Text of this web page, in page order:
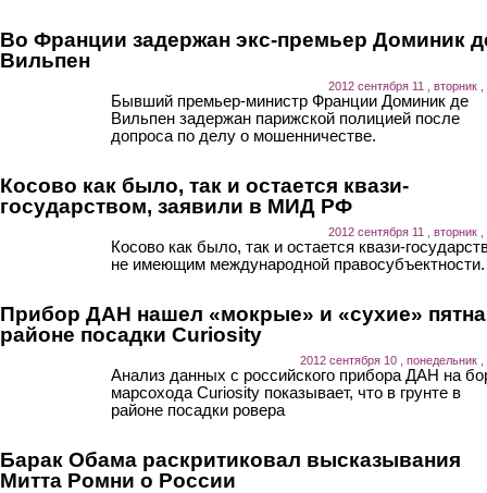
Во Франции задержан экс-премьер Доминик
Вильпен
2012 сентября 11 , вторник ,
Бывший премьер-министр Франции Доминик де
Вильпен задержан парижской полицией после
допроса по делу о мошенничестве.
Косово как было, так и остается квази-
государством, заявили в МИД РФ
2012 сентября 11 , вторник ,
Косово как было, так и остается квази-
не имеющим международной правосубъектности.
Прибор ДАН нашел «мокрые» и «сухие»
районе посадки Curiosity
2012 сентября 10 , понедельник ,
Анализ данных с российского прибора ДАН на
марсохода Curiosity показывает, что в грунте в
районе посадки ровера
Барак Обама раскритиковал высказывания
Митта Ромни о России